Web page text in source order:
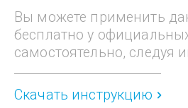
Вы можете применить
бесплатно у
самостоятельно, следуя
Скачать инструкцию